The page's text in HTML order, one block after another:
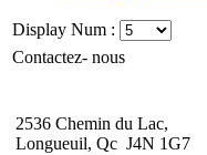
Display Num :
Contactez- nous
2536 Chemin du Lac,
Longueuil, Qc J4N 1G7